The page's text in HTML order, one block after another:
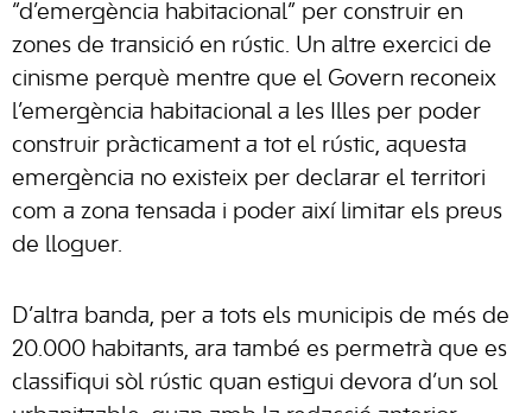
“d’emergència habitacional” per construir en
zones de transició en rústic. Un altre exercici de
cinisme perquè mentre que el Govern reconeix
l’emergència habitacional a les Illes per poder
construir pràcticament a tot el rústic, aquesta
emergència no existeix per declarar el territori
com a zona tensada i poder així limitar els preus
de lloguer.
D’altra banda, per a tots els municipis de més de
20.000 habitants, ara també es permetrà que es
classifiqui sòl rústic quan estigui devora d’un sol